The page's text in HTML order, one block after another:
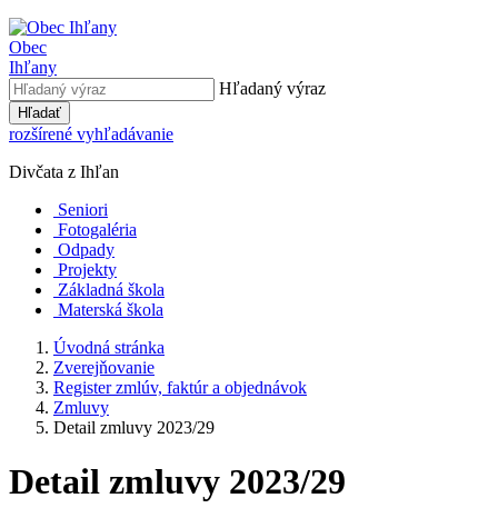
Obec
Ihľany
Hľadaný výraz
Hľadať
rozšírené vyhľadávanie
Divčata z Ihľan
Seniori
Fotogaléria
Odpady
Projekty
Základná škola
Materská škola
Úvodná stránka
Zverejňovanie
Register zmlúv, faktúr a objednávok
Zmluvy
Detail zmluvy 2023/29
Detail zmluvy 2023/29